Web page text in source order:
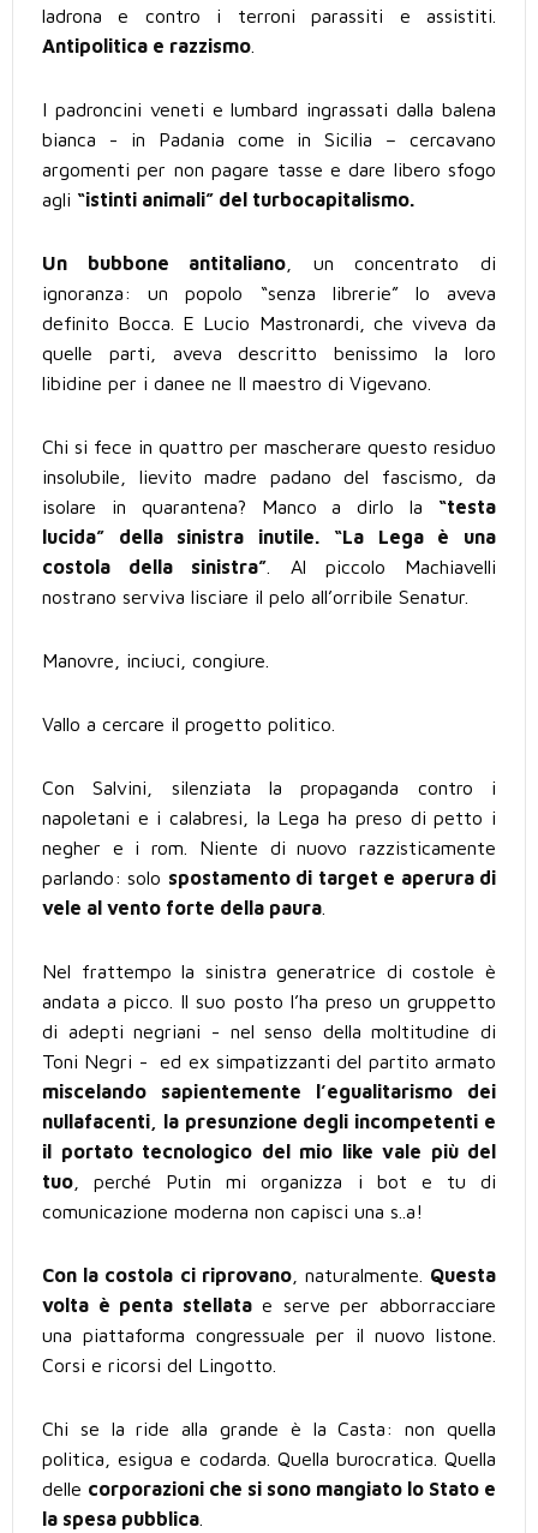
ladrona e contro i terroni parassiti e assistiti.
Antipolitica e razzismo
I padroncini veneti e lumbard ingrassati dalla balena
bianca - in Padania come in Sicilia – cercavano
argomenti per non pagare tasse e dare libero sfogo
agli “istinti animali” del turbocapitalismo.
Un bubbone antitaliano , un concentrato di
ignoranza: un popolo “senza librerie” lo aveva
definito Bocca. E Lucio Mastronardi, che viveva da
quelle parti, aveva descritto benissimo la loro
libidine per i danee ne Il maestro di Vigevano.
Chi si fece in quattro per mascherare questo residuo
insolubile, lievito madre padano del fascismo, da
isolare in quarantena? Manco a dirlo la “testa
lucida” della sinistra inutile. “La Lega è una
costola della sinistra” . Al piccolo Machiavelli
nostrano serviva lisciare il pelo all’orribile Senatur.
Manovre, inciuci, congiure.
Vallo a cercare il progetto politico.
Con Salvini, silenziata la propaganda contro i
napoletani e i calabresi, la Lega ha preso di petto i
negher e i rom. Niente di nuovo razzisticamente
parlando: solo spostamento di target e aperura di
vele al vento forte della paura
Nel frattempo la sinistra generatrice di costole è
andata a picco. Il suo posto l’ha preso un gruppetto
di adepti negriani - nel senso della moltitudine di
Toni Negri - ed ex simpatizzanti del partito armato
miscelando sapientemente l’egualitarismo dei
nullafacenti, la presunzione degli incompetenti e
il portato tecnologico del mio like vale più del
tuo , perché Putin mi organizza i bot e tu di
comunicazione moderna non capisci una s..a!
Con la costola ci riprovano, naturalmente. Questa
volta è penta stellatae serve per abborracciare
una piattaforma congressuale per il nuovo listone.
Corsi e ricorsi del Lingotto.
Chi se la ride alla grande è la Casta: non quella
politica, esigua e codarda. Quella burocratica. Quella
delle corporazioni che si sono mangiato lo Stato e
la spesa pubblica